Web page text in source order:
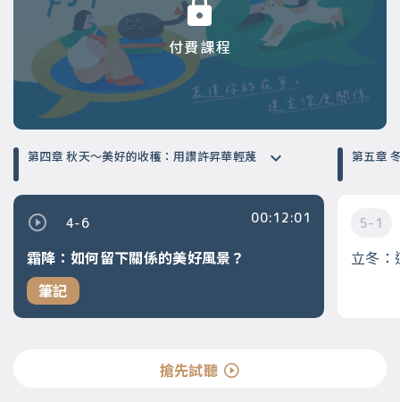
付費課程
第四章 秋天～美好的收穫：用讚許昇華輕蔑
4-6
霜降：如何留下關係的美好風景？
筆記
00:12:01 5-1
立冬：
搶先試聽